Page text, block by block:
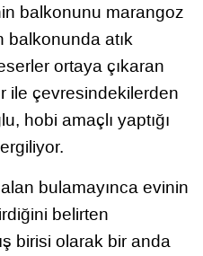
balkonunu marangoz
balkonunda atık
ortaya çıkaran
ile çevresindekilerden
hobi amaçlı yaptığı
bulamayınca evinin
belirten
birisi olarak bir anda